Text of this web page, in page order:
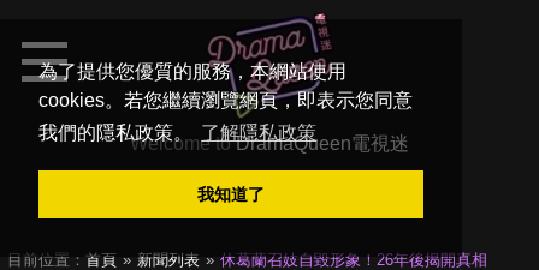
為了提供您優質的服務，本網站使用
cookies。若您繼續瀏覽網頁，即表示您同意
我們的隱私政策。
了解隱私政策
我知道了
Welcome toDramaQueen電視迷
目前位置： 首頁 新聞列表 休葛蘭召妓自毀形象！26年後揭開真相